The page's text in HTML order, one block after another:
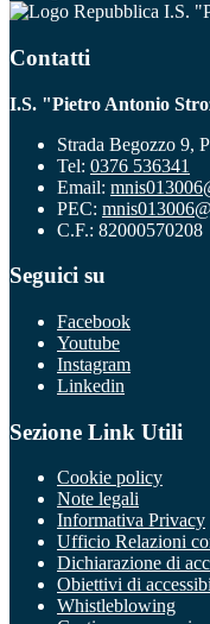
I.S.
Contatti
I.S. "Pietro Antonio
Strada Begozzo 9,
Tel: 0376 536341
Email:
PEC:
C.F.: 82000570208
Seguici su
Facebook
Youtube
Instagram
Linkedin
Sezione Link Utili
Cookie policy
Note legali
Informativa Privacy
Ufficio Relazioni
Dichiarazione di
Obiettivi di
Whistleblowing